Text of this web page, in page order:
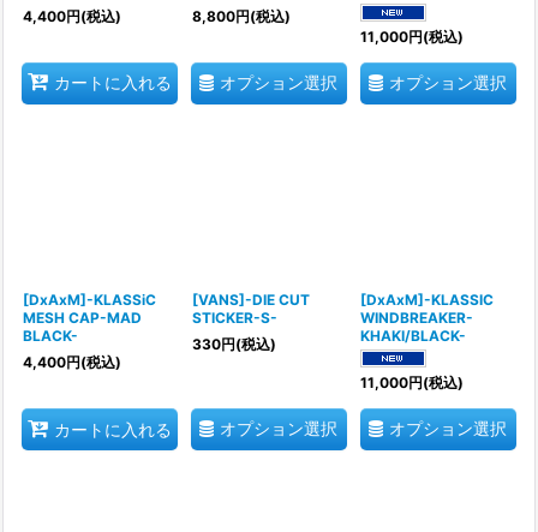
4,400円(税込)
カートに入れる
8,800円(税込)
オプション選択
11,000円(税込)
オプション選択
[DxAxM]-KLASSiC
MESH CAP-MAD
BLACK-
4,400円(税込)
カートに入れる
[VANS]-DIE CUT
STICKER-S-
330円(税込)
オプション選択
[DxAxM]-KLASSIC
WINDBREAKER-
KHAKI/BLACK-
11,000円(税込)
オプション選択